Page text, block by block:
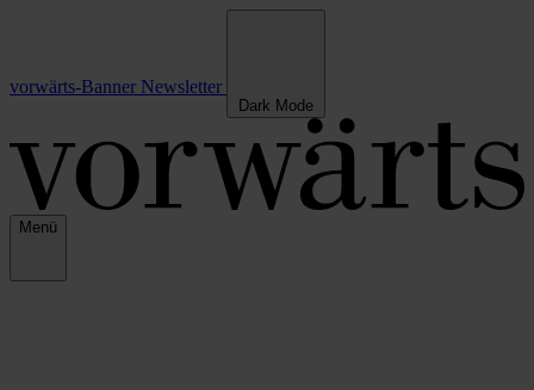
vorwärts-Banner Newsletter
Dark Mode
Menü